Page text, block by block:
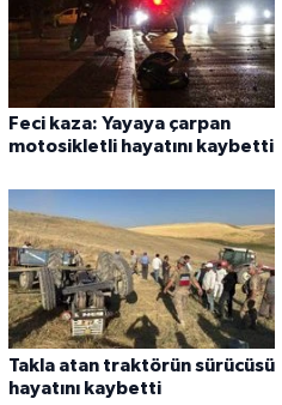
Feci kaza: Yayaya çarpan
motosikletli hayatını kaybetti
Takla atan traktörün sürücüsü
hayatını kaybetti